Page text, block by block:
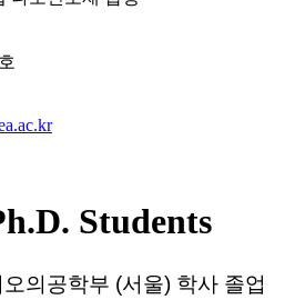
Students
의공학부 (서울) 학사 졸업